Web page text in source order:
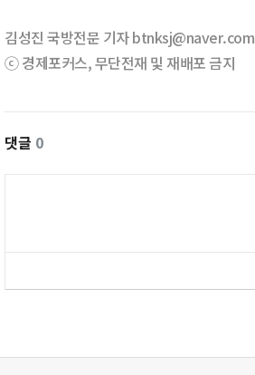
김성진 국방전문 기자 btnksj@naver.com
ⓒ 경제포커스, 무단전재 및 재배포 금지
댓글 0